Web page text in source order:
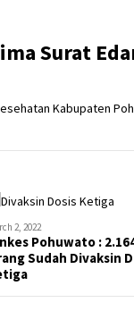
Surat
Kabupaten
2, 2022
Pohuwato :
Sudah Divaksin